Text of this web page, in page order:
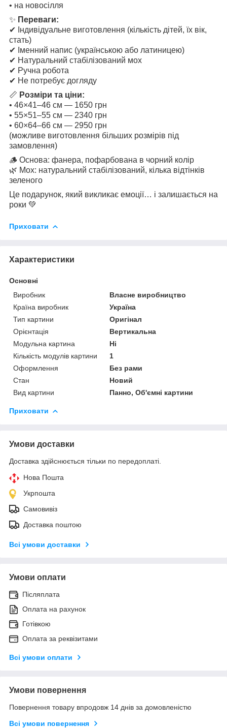
• на новосілля
✨ Переваги:
✔ Індивідуальне виготовлення (кількість дітей, їх вік,
стать)
✔ Іменний напис (українською або латиницею)
✔ Натуральний стабілізований мох
✔ Ручна робота
✔ Не потребує догляду
📏 Розміри та ціни:
• 46×41–46 см — 1650 грн
• 55×51–55 см — 2340 грн
• 60×64–66 см — 2950 грн
(можливе виготовлення більших розмірів під
замовлення)
🪵 Основа: фанера, пофарбована в чорний колір
🌿 Мох: натуральний стабілізований, кілька відтінків
зеленого
Це подарунок, який викликає емоції… і залишається на
роки 💚
Приховати
Характеристики
Основні
Виробник
Власне виробництво
Країна виробник
Україна
Тип картини
Оригінал
Орієнтація
Вертикальна
Модульна картина
Ні
Кількість модулів картини
1
Оформлення
Без рами
Стан
Новий
Вид картини
Панно, Об'ємні картини
Приховати
Умови доставки
Доставка здійснюється тільки по передоплаті.
Нова Пошта
Укрпошта
Самовивіз
Доставка поштою
Всі умови доставки
Умови оплати
Післяплата
Оплата на рахунок
Готівкою
Оплата за реквізитами
Всі умови оплати
Умови повернення
Повернення товару впродовж 14 днів за домовленістю
Всі умови повернення